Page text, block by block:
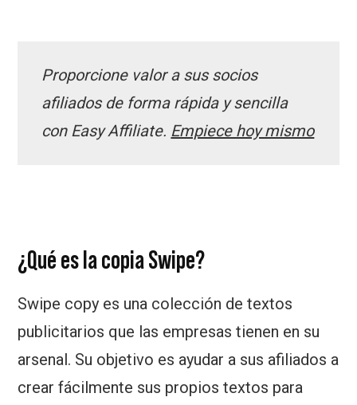
Proporcione valor a sus socios
afiliados de forma rápida y sencilla
con Easy Affiliate. Empiece hoy mismo
¿Qué es la copia Swipe?
Swipe copy es una colección de textos
publicitarios que las empresas tienen en su
arsenal. Su objetivo es ayudar a sus afiliados a
crear fácilmente sus propios textos para